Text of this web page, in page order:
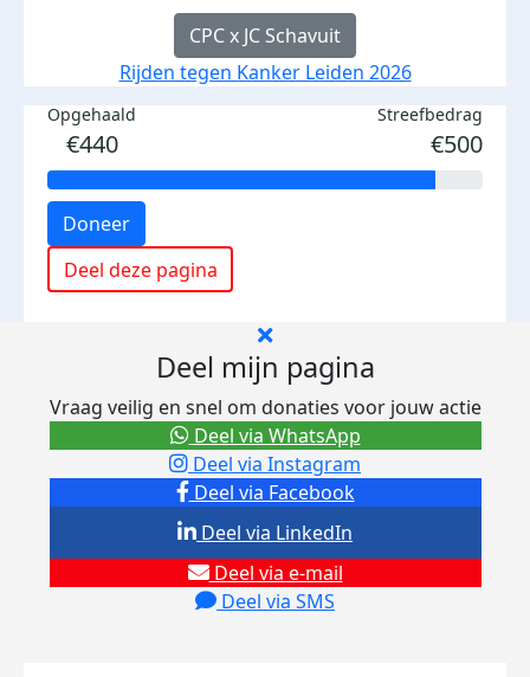
CPC x JC Schavuit
Rijden tegen Kanker Leiden 2026
Opgehaald
€440
Streefbedrag
€500
Doneer
Deel deze pagina
Deel mijn pagina
Vraag veilig en snel om donaties voor jouw actie
Deel via Facebook
Deel via Instagram
Deel via e-mail
Deel via SMS
Deel via LinkedIn
Deel via WhatsApp